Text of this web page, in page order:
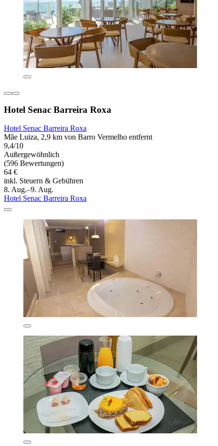
Hotel Senac Barreira Roxa
Hotel Senac Barreira Roxa
Mãe Luiza, 2,9 km von Barro Vermelho entfernt
9,4/10
Außergewöhnlich
(596 Bewertungen)
64 €
inkl. Steuern & Gebühren
8. Aug.–9. Aug.
Hotel Senac Barreira Roxa